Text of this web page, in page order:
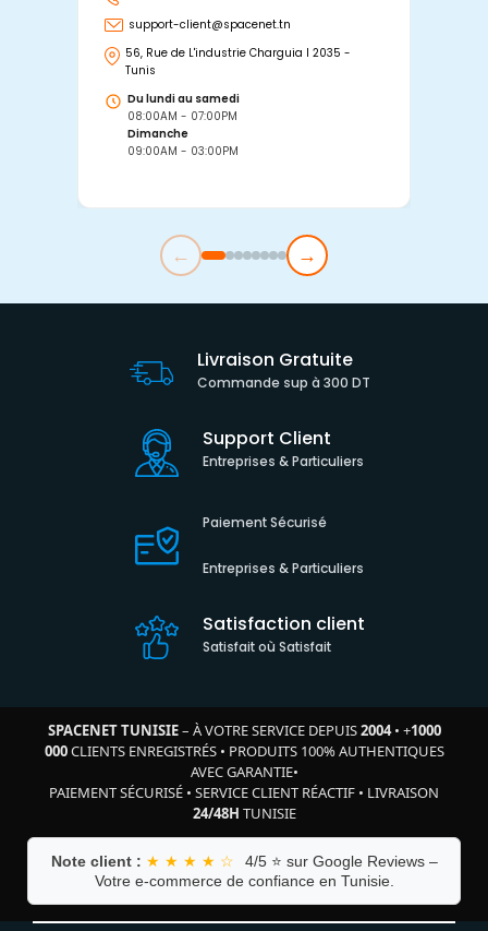
support-client@spacenet.tn
56, Rue de L'industrie Charguia I 2035 -
Tunis
Du lundi au samedi
08:00AM - 07:00PM
Dimanche
09:00AM - 03:00PM
← →
Livraison Gratuite
Commande sup à 300 DT
Support Client
Entreprises & Particuliers
Paiement Sécurisé
Entreprises & Particuliers
Satisfaction client
Satisfait où Satisfait
SPACENET TUNISIE– À VOTRE SERVICE DEPUIS2004• +1000
000CLIENTS ENREGISTRÉS• PRODUITS 100% AUTHENTIQUES
AVEC GARANTIE•
PAIEMENT SÉCURISÉ • SERVICE CLIENT RÉACTIF • LIVRAISON
24/48H TUNISIE
Note client : ★ ★ ★ ★ ☆
4/5 ⭐ sur Google Reviews –
Votre e-commerce de confiance en Tunisie.